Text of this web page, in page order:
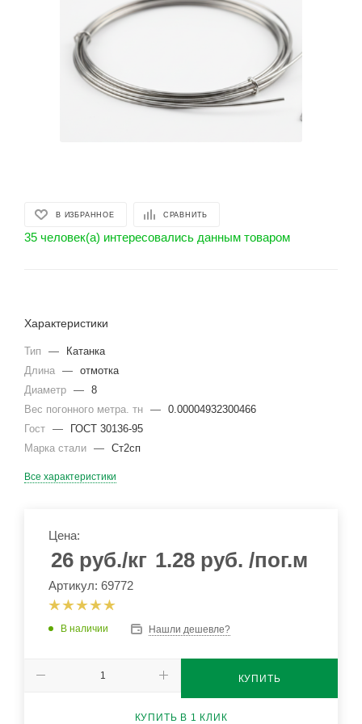
В ИЗБРАННОЕ СРАВНИТЬ
35 человек(а) интересовались данным товаром
Характеристики
Тип —
Катанка
Длина — отмотка
Диаметр — 8
Вес погонного метра. тн — 0.00004932300466
Гост —
ГОСТ 30136-95
Марка стали — Ст2сп
Все характеристики
Цена:
26 руб./кг 1.28 руб. /пог.м
Артикул: 69772
В наличии Нашли дешевле?
КУПИТЬ
КУПИТЬ В 1 КЛИК